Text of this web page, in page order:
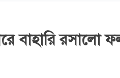
বাহারি রসালো